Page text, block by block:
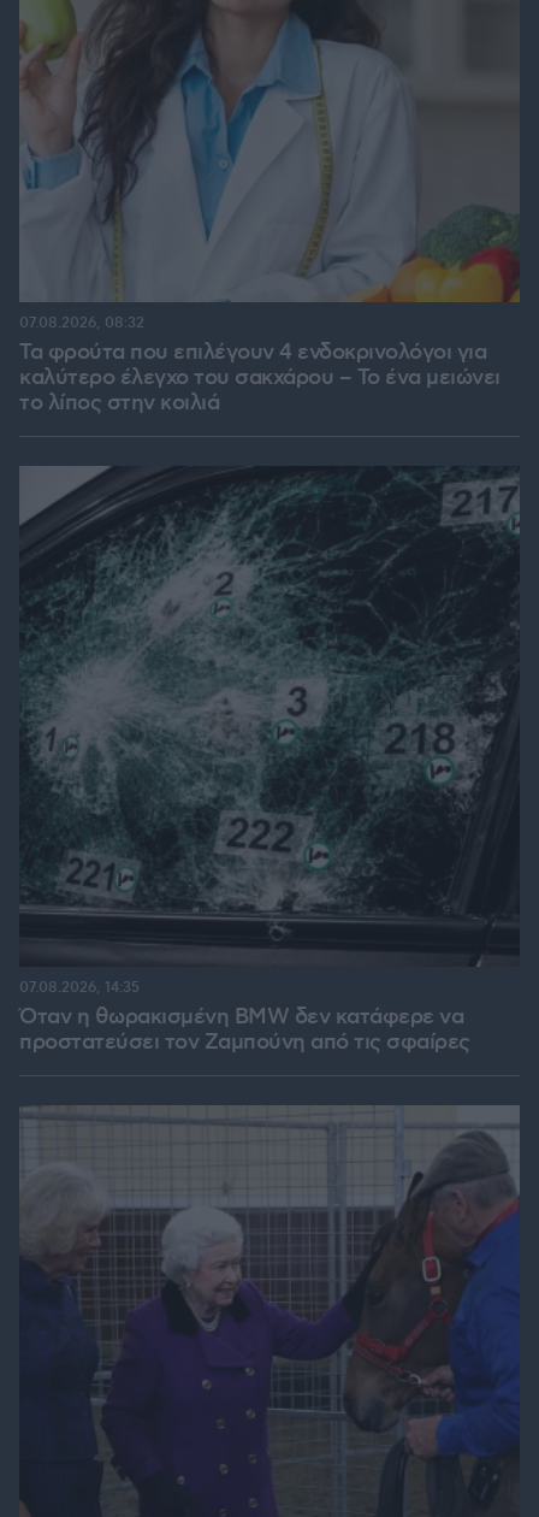
Τα φρούτα που επιλέγουν 4 ενδοκρινολόγοι για
καλύτερο έλεγχο του σακχάρου – Το ένα μειώνει
το λίπος στην κοιλιά
07.08.2026, 08:32
Όταν η θωρακισμένη BMW δεν κατάφερε να
προστατεύσει τον Ζαμπούνη από τις σφαίρες
07.08.2026, 14:35